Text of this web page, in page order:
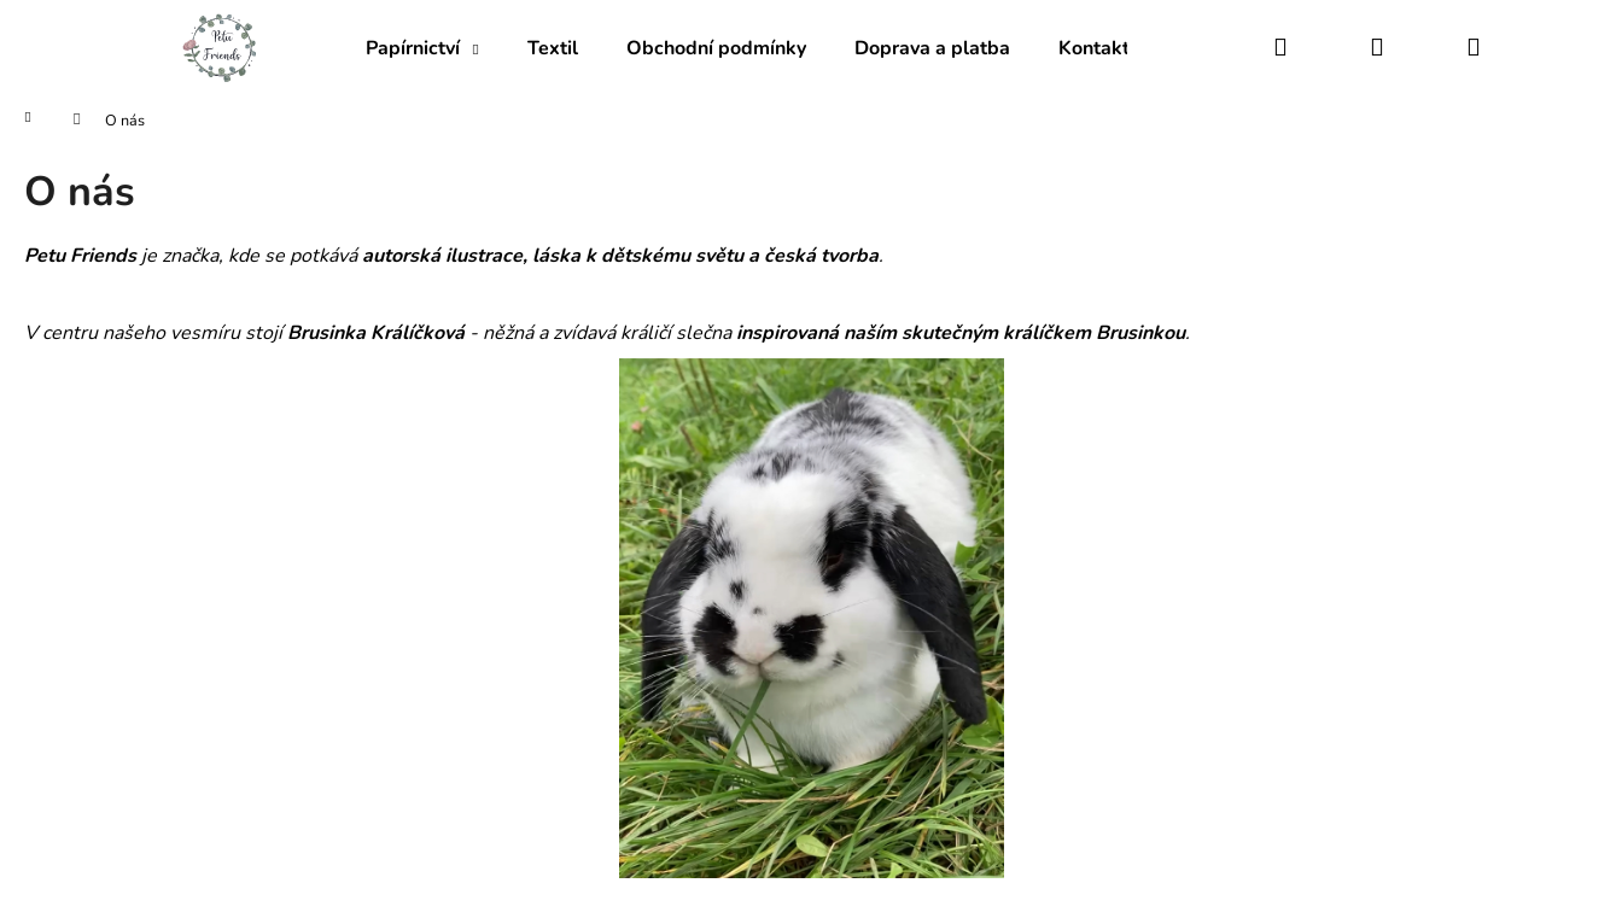
Papírnictví Textil Obchodní podmínky Doprava a platba Kontakty Hledat PřihlášeníNákupní
Domů O nás
O nás
Petu Friendsje značka, kde se potkáváautorská ilustrace, láska k dětskému světu a česká tvorba.
V centru našeho vesmíru stojíBrusinka Králíčková- něžná a zvídavá králičí slečnainspirovaná naším skutečným králíčkem Brusinkou.
obchodu
obchodu
Doporučujeme
BALÍČEK KRÁLÍČEK
BALÍČEK LIŠKA
599 Kč